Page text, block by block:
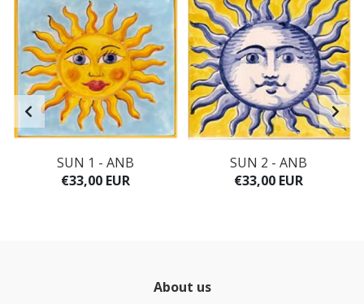
SUN 1 - ANB
€33,00 EUR
SUN 2 - ANB
€33,00 EUR
About us